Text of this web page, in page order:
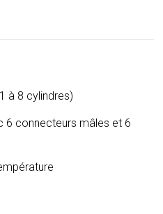
à 8 cylindres)
6 connecteurs mâles et 6